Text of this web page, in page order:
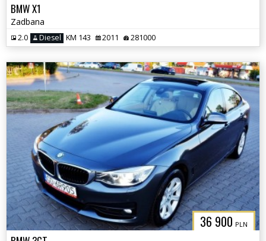
BMW X1
Zadbana
2.0 Diesel KM 143 2011 281000
36 900 PLN